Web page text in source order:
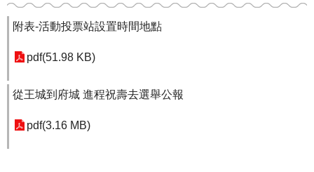
附表-活動投票站設置時間地點
pdf(51.98 KB)
從王城到府城 進程祝壽去選舉公報
pdf(3.16 MB)